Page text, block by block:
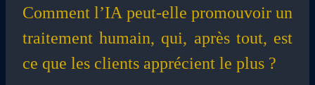
Comment l’IA peut-elle promouvoir un
traitement humain, qui, après tout, est
ce que les clients apprécient le plus ?